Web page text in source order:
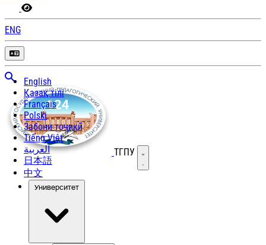
ENG
English
Қазақ тілі
Français
Polski
Забони тоҷикӣ
Tiếng Việt
العربية
日本語
中文
ТГПУ Открыть меню
Университет